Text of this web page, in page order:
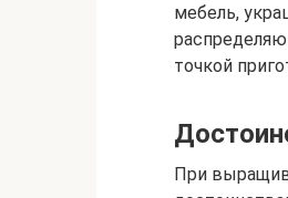
мебель,
точкой
При